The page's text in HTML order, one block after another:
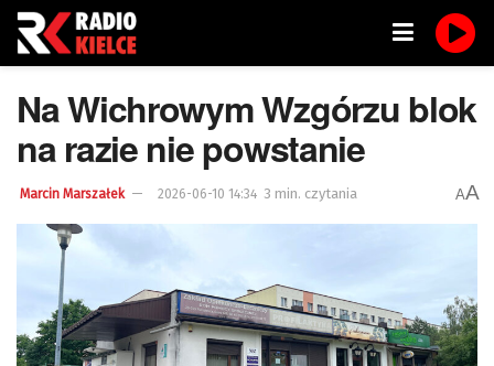
Na Wichrowym Wzgórzu blok
na razie nie powstanie
Marcin Marszałek 2026-06-10 14:34 3 min. czytania AA